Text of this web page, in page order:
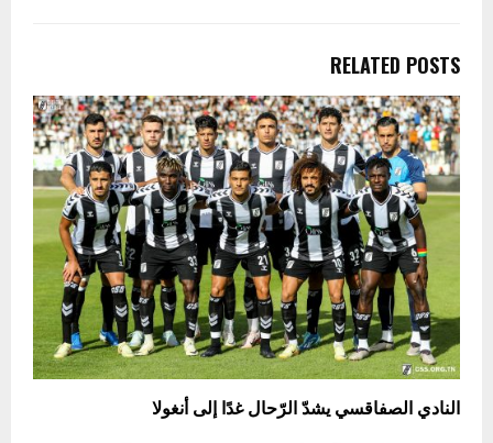
RELATED POSTS
النادي الصفاقسي يشدّ الرّحال غدًا إلى أنغولا